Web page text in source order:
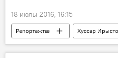
18 июлы 2016, 16:15
Репортажтӕ Хуссар